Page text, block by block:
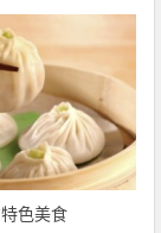
特色美食